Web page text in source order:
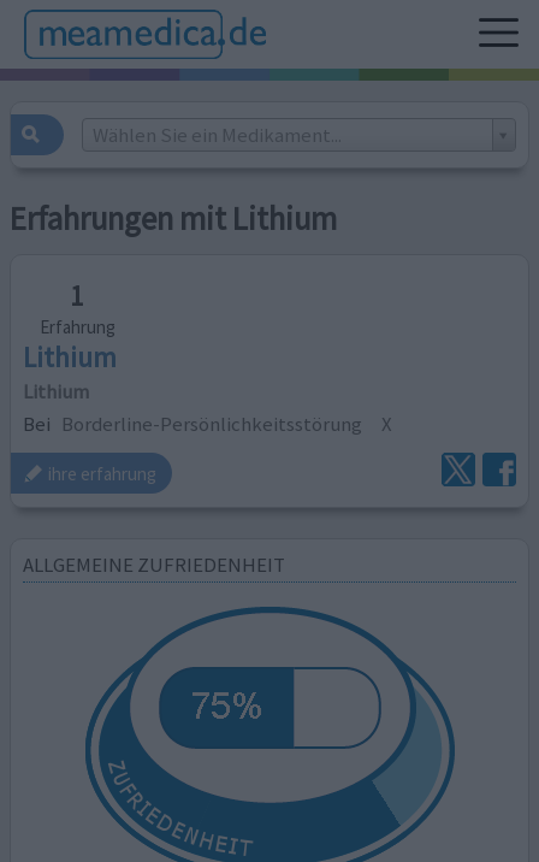
Wählen Sie ein Medikament...
Erfahrungen mit Lithium
1
Erfahrung
Lithium
Lithium
Bei Borderline-Persönlichkeitsstörung X
ihre erfahrung
ALLGEMEINE ZUFRIEDENHEIT